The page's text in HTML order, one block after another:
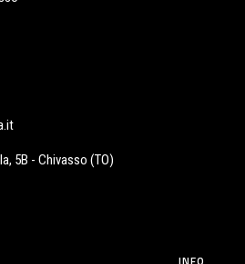
5B - Chivasso (TO)